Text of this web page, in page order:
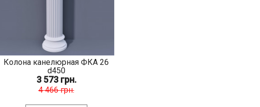
Колона канелюрная ФКА 26
d450
3 573 грн.
4 466 грн.